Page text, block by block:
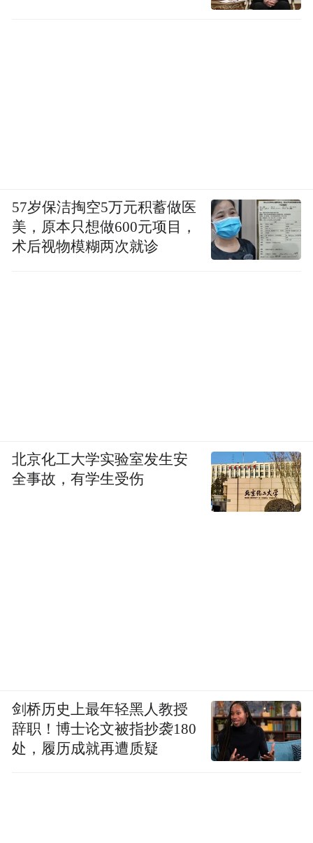
57岁保洁掏空5万元积蓄做医
美，原本只想做600元项目，
术后视物模糊两次就诊
北京化工大学实验室发生安
全事故，有学生受伤
剑桥历史上最年轻黑人教授
辞职！博士论文被指抄袭180
处，履历成就再遭质疑